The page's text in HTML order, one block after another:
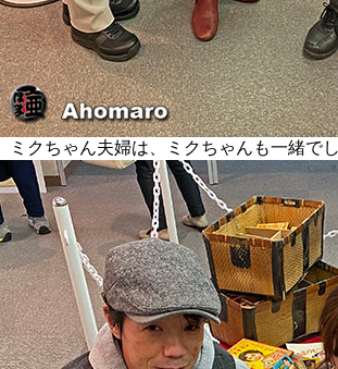
ミクちゃん夫婦は、ミクちゃんも一緒で